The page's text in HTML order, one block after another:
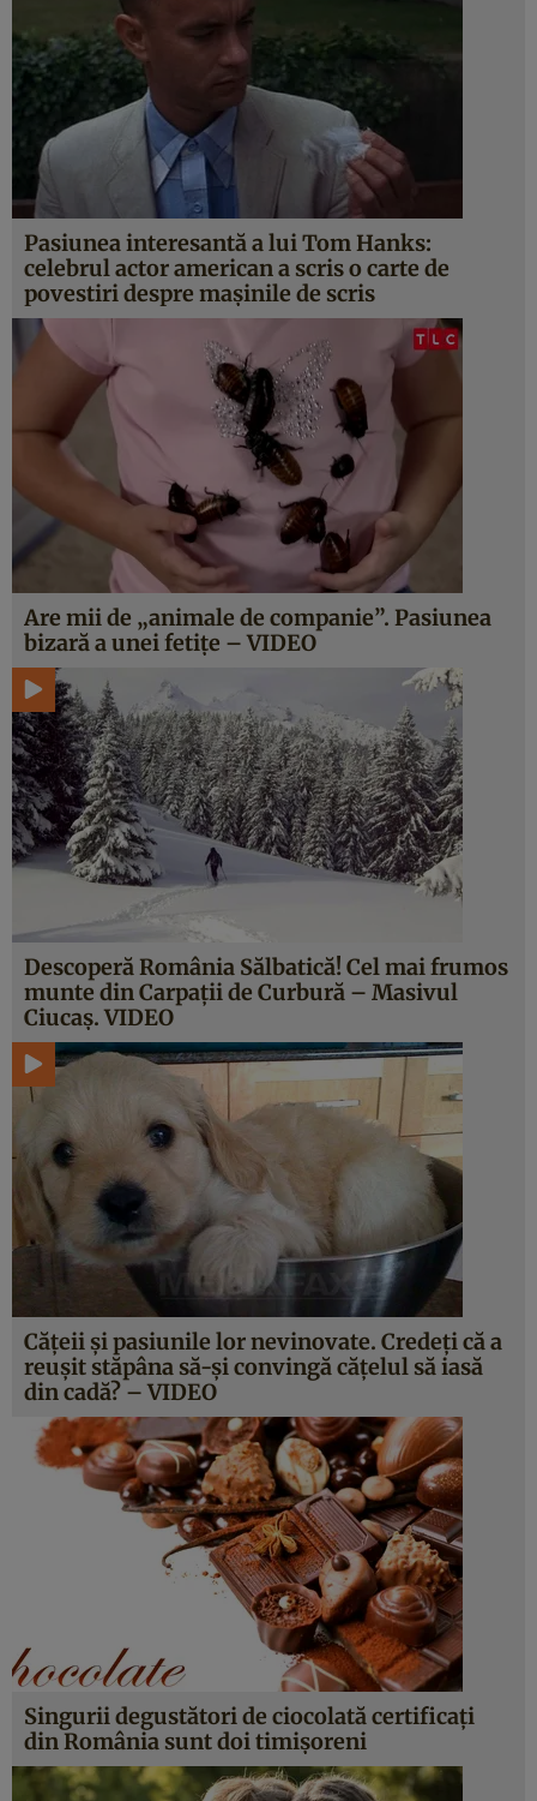
Pasiunea interesantă a lui Tom Hanks:
celebrul actor american a scris o carte de
povestiri despre maşinile de scris
Are mii de „animale de companie”. Pasiunea
bizară a unei fetiţe – VIDEO
Descoperă România Sălbatică! Cel mai frumos
munte din Carpaţii de Curbură – Masivul
Ciucaş. VIDEO
Căţeii şi pasiunile lor nevinovate. Credeţi că a
reuşit stăpâna să-şi convingă căţelul să iasă
din cadă? – VIDEO
Singurii degustători de ciocolată certificaţi
din România sunt doi timişoreni